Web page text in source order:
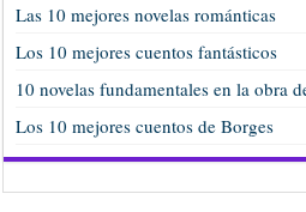
Las 10 mejores novelas románticas
Los 10 mejores cuentos fantásticos
10 novelas fundamentales en la obra
Los 10 mejores cuentos de Borges